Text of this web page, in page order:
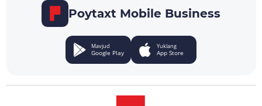
Poytaxt Mobile Business
Mavjud
Google Play
Yuklang
App Store